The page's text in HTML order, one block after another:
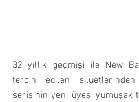
32 yıllık geçmişi ile New
tercih edilen
serisinin yeni üyesi yumuşak